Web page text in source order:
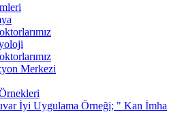
Merkezi
İyi Uygulama Örneği; " Kan İmha